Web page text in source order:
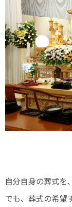
自分自身の葬式を
でも、葬式の希望